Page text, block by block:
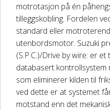
motrotasjon på én
tilleggskobling. Fordelen
standard eller
utenbordsmotor. Suzuki
(S.P.C.)/Drive by wire: er
databasert kontrollsystem
som eliminerer kilden til
ved dette er at systemet
motstand enn det